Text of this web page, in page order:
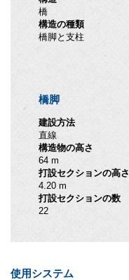
橋
構造の種類
橋脚と支柱
橋脚
建設方法
直線
構造物の高さ
64 m
打設セクションの高さ
4.20 m
打設セクションの数
22
使用システム